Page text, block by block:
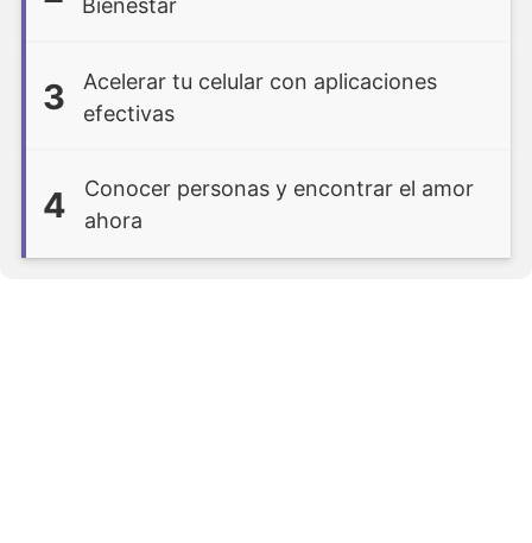
Bienestar
3
Acelerar tu celular con aplicaciones
efectivas
4
Conocer personas y encontrar el amor
ahora